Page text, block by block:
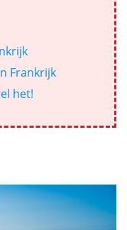
Frankrijk
het!